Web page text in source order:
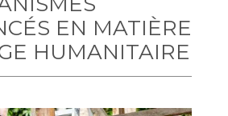
EN MATIÈRE
HUMANITAIRE